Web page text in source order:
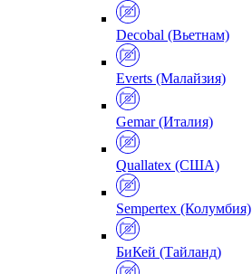
Decobal (Вьетнам)
Everts (Малайзия)
Gemar (Италия)
Quallatex (США)
Sempertex (Колумбия)
БиКей (Тайланд)